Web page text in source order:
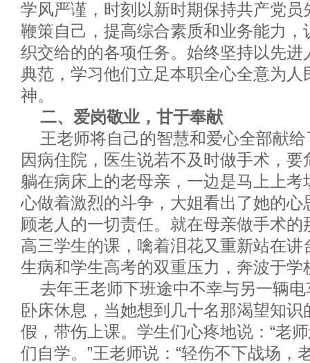
学风严谨，时刻以新时期保持共产党员
鞭策自己，提高综合素质和业务能力，
织交给的的各项任务。始终坚持以先进
典范，学习他们立足本职全心全意为人
神。
二、爱岗敬业，甘于奉献
王老师将自己的智慧和爱心全部献
因病住院，医生说若不及时做手术，
躺在病床上的老母亲，一边是马上上考
心做着激烈的斗争，大姐看出了她的心
顾老人的一切责任。就在母亲做手术的
高三学生的课，噙着泪花又重新站在讲
生病和学生高考的双重压力，奔波于学
去年王老师下班途中不幸与另一辆
卧床休息，当她想到几十名那渴望知识
假，带伤上课。学生们心疼地说：“老
们自学。”王老师说：“轻伤不下战场，